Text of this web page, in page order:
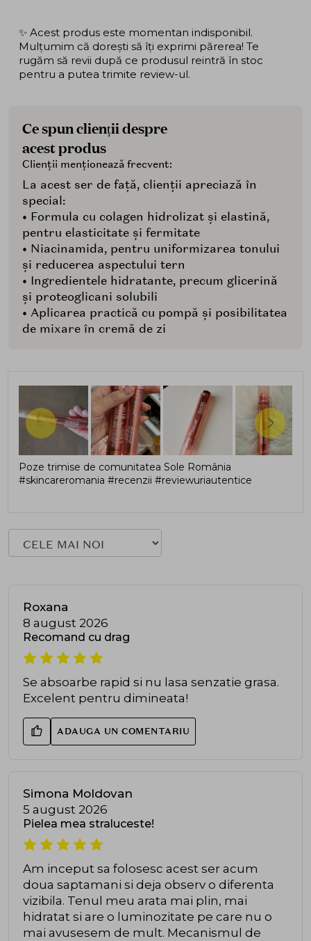
✨ Acest produs este momentan indisponibil.
Mulțumim că dorești să îți exprimi părerea! Te
rugăm să revii după ce produsul reintră în stoc
pentru a putea trimite review-ul.
Ce spun clienții despre
acest produs
Clienții menționează frecvent:
La acest ser de față, clienții apreciază în
special:
• Formula cu colagen hidrolizat și elastină,
pentru elasticitate și fermitate
• Niacinamida, pentru uniformizarea tonului
și reducerea aspectului tern
• Ingredientele hidratante, precum glicerină
și proteoglicani solubili
• Aplicarea practică cu pompă și posibilitatea
de mixare în cremă de zi
Poze trimise de comunitatea Sole România
#skincareromania #recenzii #reviewuriautentice
Roxana
8 august 2026
Recomand cu drag
Se absoarbe rapid si nu lasa senzatie grasa.
Excelent pentru dimineata!
ADAUGA UN COMENTARIU
Simona Moldovan
5 august 2026
Pielea mea straluceste!
Am inceput sa folosesc acest ser acum
doua saptamani si deja observ o diferenta
vizibila. Tenul meu arata mai plin, mai
hidratat si are o luminozitate pe care nu o
mai avusesem de mult. Mecanismul de